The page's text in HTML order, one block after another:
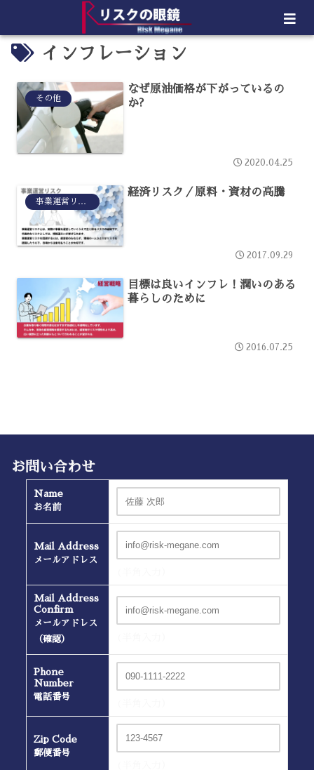
インフレーション
その他
なぜ原油価格が下がっているの
か?
2020.04.25
事業運営リスク
経済リスク／原料・資材の高騰
2017.09.29
目標は良いインフレ！潤いのある
暮らしのために
2016.07.25
お問い合わせ
Name
お名前
Mail Address
メールアドレス
Mail Address
Confirm
メールアドレス
（確認）
Phone
Number
電話番号
Zip Code
郵便番号